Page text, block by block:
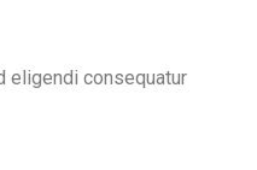
eligendi consequatur